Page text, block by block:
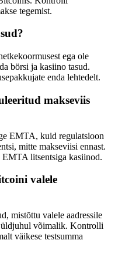
tegemist.
ega ole
börsi ja kasiino tasud.
enda lehtedelt.
makseviis
EMTA, kuid regulatsioon
mitte makseviisi ennast.
litsentsiga kasiinod.
valele
mistõttu valele aadressile
üldjuhul võimalik. Kontrolli
väikese testsumma